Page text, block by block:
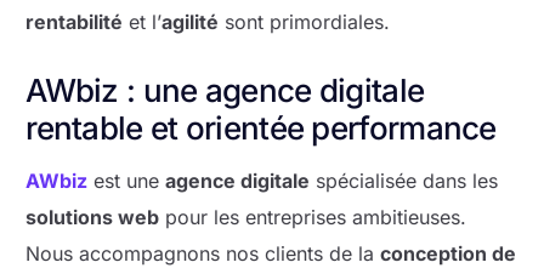
rentabilité et l’agilité sont primordiales.
AWbiz : une agence digitale
rentable et orientée performance
AWbiz est uneagence digitale spécialisée dans les
solutions web pour les entreprises ambitieuses.
Nous accompagnons nos clients de laconception de